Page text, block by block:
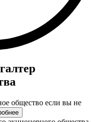
общество если вы не